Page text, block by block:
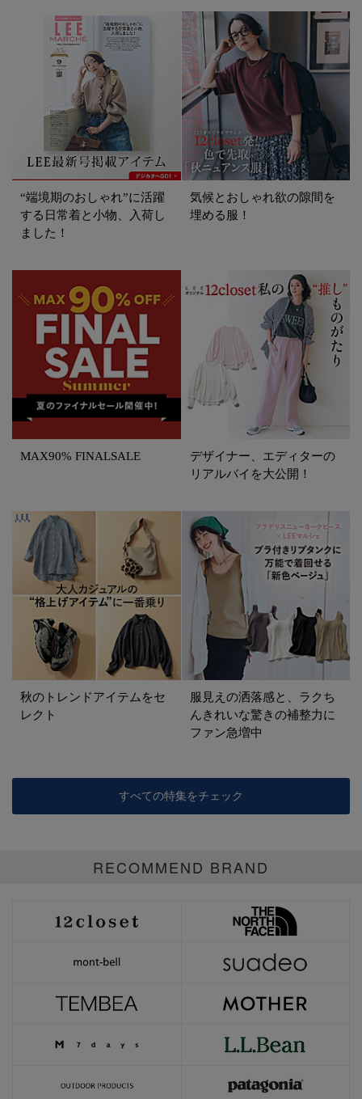
“端境期のおしゃれ”に活躍
する日常着と小物、入荷し
ました！
気候とおしゃれ欲の隙間を
埋める服！
MAX90% FINALSALE
デザイナー、エディターの
リアルバイを大公開！
秋のトレンドアイテムをセ
レクト
服見えの洒落感と、ラクち
んきれいな驚きの補整力に
ファン急増中
すべての特集をチェック
RECOMMEND BRAND